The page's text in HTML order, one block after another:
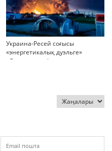
Украина-Ресей соғысы
«энергетикалық дуэльге»
айналып кетті